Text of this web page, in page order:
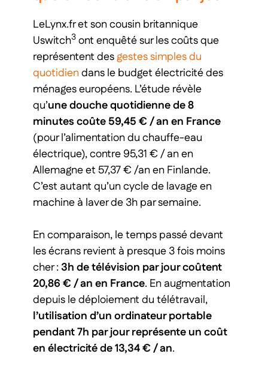
LeLynx.fr et son cousin britannique
Uswitch3ont enquêté sur les coûts que
représentent desgestes simples du
quotidiendans le budget électricité des
ménages européens. L’étude révèle
qu’une douche quotidienne de 8
minutes coûte 59,45 € / an en France
(pour l’alimentation du chauffe-eau
électrique), contre 95,31 € / an en
Allemagne et 57,37 € /an en Finlande.
C’est autant qu’un cycle de lavage en
machine à laver de 3h par semaine.
En comparaison, le temps passé devant
les écrans revient à presque 3 fois moins
cher : 3h de télévision par jour coûtent
20,86 € / an en France. En augmentation
depuis le déploiement du télétravail,
l’utilisation d’un ordinateur portable
pendant 7h par jour représente un coût
en électricité de 13,34 € / an.